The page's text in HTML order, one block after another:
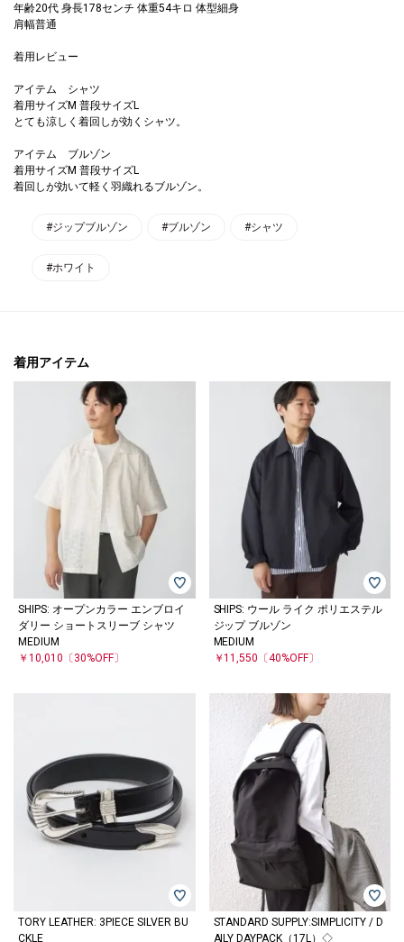
年齢20代 身長178センチ 体重54キロ 体型細身
肩幅普通
着用レビュー
アイテム シャツ
着用サイズM 普段サイズL
とても涼しく着回しが効くシャツ。
アイテム ブルゾン
着用サイズM 普段サイズL
着回しが効いて軽く羽織れるブルゾン。
#ジップブルゾン #ブルゾン #シャツ
#ホワイト
着用アイテム
SHIPS: オープンカラー エンブロイ
ダリー ショートスリーブ シャツ
MEDIUM
￥10,010 〔30%OFF〕
SHIPS: ウール ライク ポリエステル
ジップ ブルゾン
MEDIUM
￥11,550 〔40%OFF〕
TORY LEATHER: 3PIECE SILVER BU
CKLE
STANDARD SUPPLY:SIMPLICITY / D
AILY DAYPACK（17L）◇